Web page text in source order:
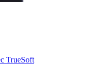
TrueSoft